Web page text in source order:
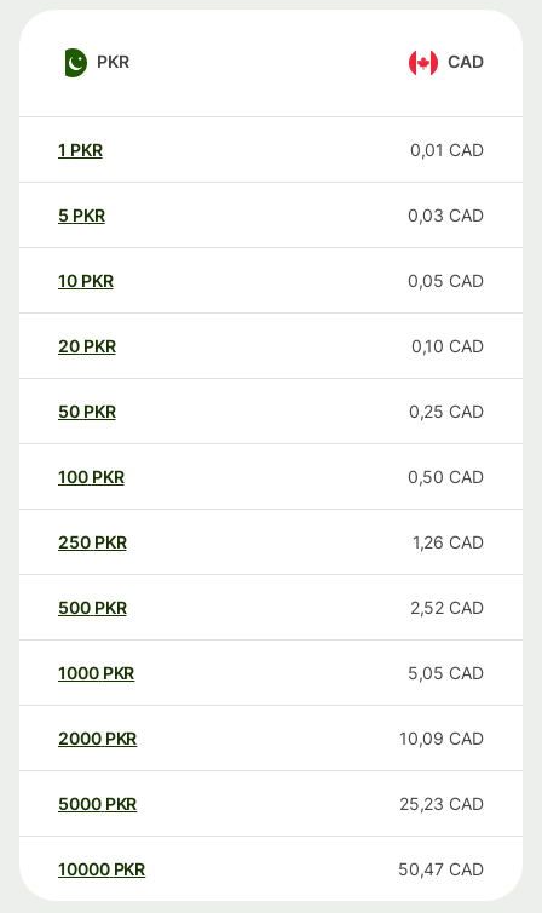
PKR CAD
1 PKR 0,01 CAD
5 PKR 0,03 CAD
10 PKR 0,05 CAD
20 PKR 0,10 CAD
50 PKR 0,25 CAD
100 PKR 0,50 CAD
250 PKR 1,26 CAD
500 PKR 2,52 CAD
1000 PKR 5,05 CAD
2000 PKR 10,09 CAD
5000 PKR 25,23 CAD
10000 PKR 50,47 CAD